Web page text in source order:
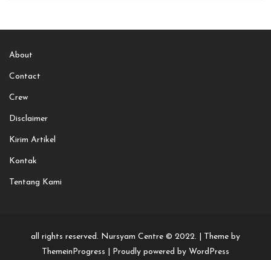
About
Contact
Crew
Disclaimer
Kirim Artikel
Kontak
Tentang Kami
all rights reserved. Nursyam Centre © 2022. |
Theme by
ThemeinProgress
Proudly powered by WordPress